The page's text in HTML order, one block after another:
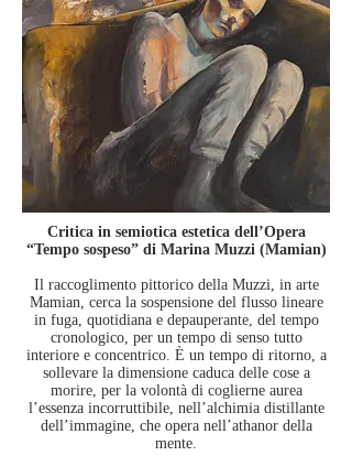
Critica in semiotica estetica dell’Opera
“Tempo sospeso” di Marina Muzzi (Mamian)
Il raccoglimento pittorico della Muzzi, in arte
Mamian, cerca la sospensione del flusso lineare
in fuga, quotidiana e depauperante, del tempo
cronologico, per un tempo di senso tutto
interiore e concentrico. È un tempo di ritorno, a
sollevare la dimensione caduca delle cose a
morire, per la volontà di coglierne aurea
l’essenza incorruttibile, nell’alchimia distillante
dell’immagine, che opera nell’athanor della
mente.